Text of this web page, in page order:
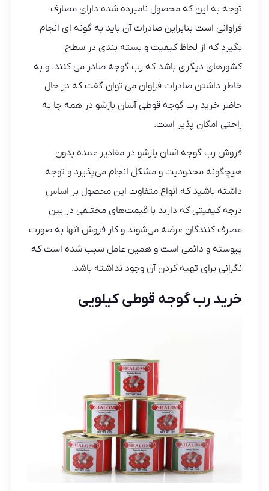
توجه به این که محصول نامبرده شده دارای مصارف
فراوانی است بنابراین صادرات آن باید به گونه ای انجام
بگیرد که از لحاظ کیفیت و بسته بندی در سطح
کشورهای دیگری باشد که رب گوجه صادر می کنند. و به
خاطر داشتن صادرات فراوان می توان گفت که در حال
حاضر خرید رب گوجه قوطی آسان بازشو در همه جا به
راحتی امکان پذیر است.
فروش رب گوجه آسان بازشو در مقادیر عمده بدون
هیچگونه محدودیت و مشکل انجام می‌پذیرد و توجه
داشته باشید که انواع متفاوت این محصول بر اساس
درجه کیفیتی که دارند با قیمت‌های مختلفی در بین
مصرف‌ کنندگان عرضه می‌شوند و کار فروش آنها به صورت
پیوسته و دائمی است و همین عامل سبب شده است که
نگرانی برای تهیه کردن آن وجود نداشته باشد.
خرید رب گوجه قوطی کیلویی